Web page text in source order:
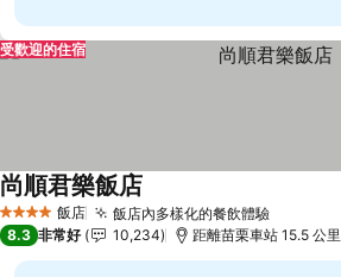
受歡迎的住宿
4 星級 飯店 飯店內多樣化的餐飲體驗查看價格
尚順君樂飯店
8.3 非常好 10,234 距離苗栗車站 15.5 公里